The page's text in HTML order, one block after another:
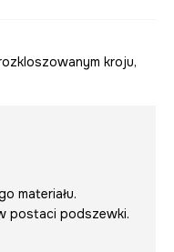
kroju,
materiału.
postaci podszewki.